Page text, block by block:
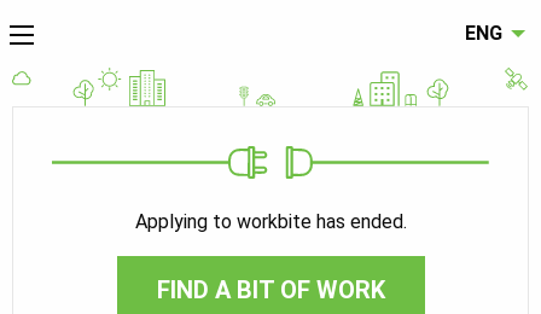
ENG
Applying to workbite has ended.
FIND A BIT OF WORK